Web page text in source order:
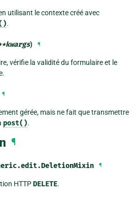
utilisant le contexte créé avec
.
kwargs) ¶
vérifie la validité du formulaire et le
¶
gérée, mais ne fait que transmettre
post().
¶
DeletionMixin ¶
HTTPDELETE.